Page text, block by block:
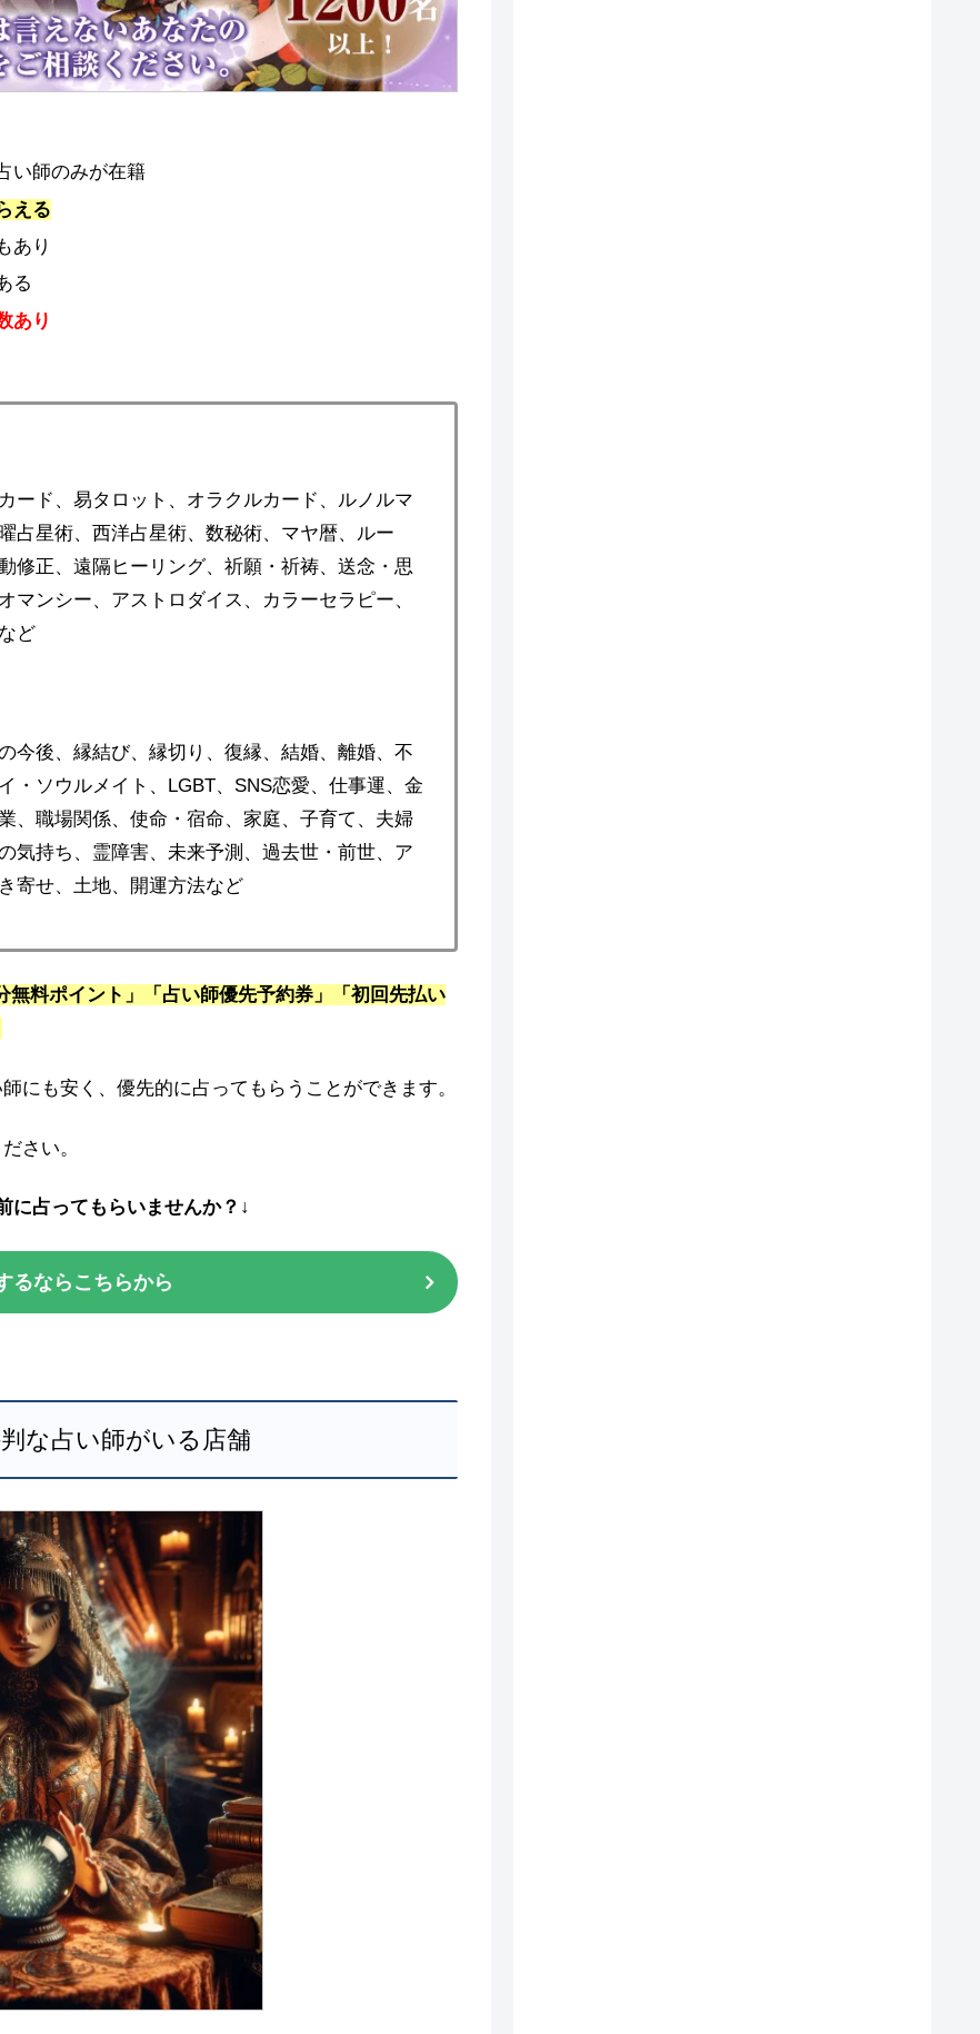
い師のみが在籍
える
あり
る
あり
ード、易タロット、オラクルカード、ルノルマ
占星術、西洋占星術、数秘術、マヤ暦、ルー
修正、遠隔ヒーリング、祈願・祈祷、送念・思
ンシー、アストロダイス、カラーセラピー、
ど
今後、縁結び、縁切り、復縁、結婚、離婚、不
・ソウルメイト、LGBT、SNS恋愛、仕事運、金
、職場関係、使命・宿命、家庭、子育て、夫婦
気持ち、霊障害、未来予測、過去世・前世、ア
寄せ、土地、開運方法など
料ポイント」「占い師優先予約券」「初回先払い
にも安く、優先的に占ってもらうことができます。
さい。
に占ってもらいませんか？↓
るならこちらから
な占い師がいる店舗